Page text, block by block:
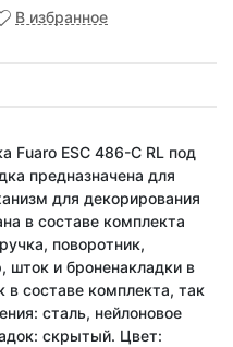
В избранное
Fuaro ESC 486-C RL под
предназначена для
для декорирования
в составе комплекта
поворотник,
шток и броненакладки в
в составе комплекта, так
сталь, нейлоновое
скрытый. Цвет: